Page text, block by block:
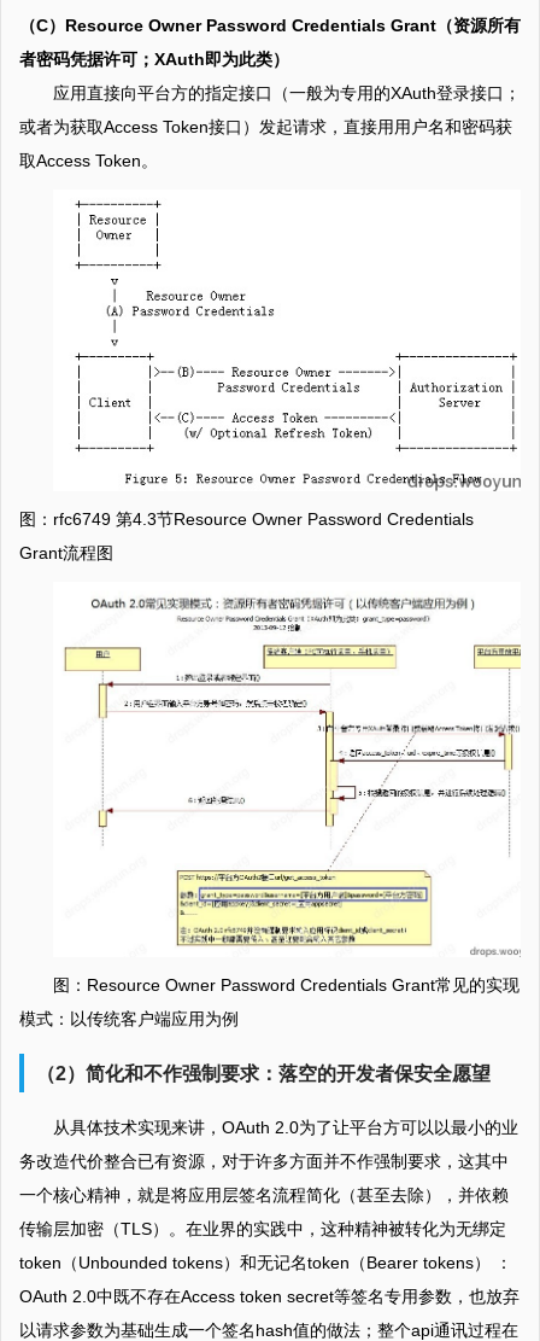
（C）Resource Owner Password Credentials Grant（资源所有
者密码凭据许可；XAuth即为此类）
应用直接向平台方的指定接口（一般为专用的XAuth登录接口；
或者为获取Access Token接口）发起请求，直接用用户名和密码获
取Access Token。
图：rfc6749 第4.3节Resource Owner Password Credentials
Grant流程图
图：Resource Owner Password Credentials Grant常见的实现
模式：以传统客户端应用为例
（2）简化和不作强制要求：落空的开发者保安全愿望
从具体技术实现来讲，OAuth 2.0为了让平台方可以以最小的业
务改造代价整合已有资源，对于许多方面并不作强制要求，这其中
一个核心精神，就是将应用层签名流程简化（甚至去除），并依赖
传输层加密（TLS）。在业界的实践中，这种精神被转化为无绑定
token（Unbounded tokens）和无记名token（Bearer tokens） ：
OAuth 2.0中既不存在Access token secret等签名专用参数，也放弃
以请求参数为基础生成一个签名hash值的做法；整个api通讯过程在